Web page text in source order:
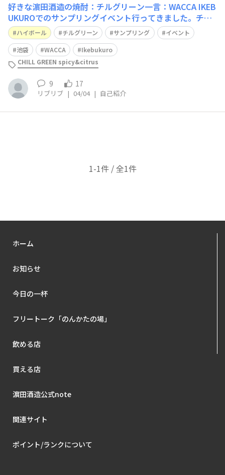
好きな濵田酒造の焼酎：チルグリーン一言：WACCA IKEB
UKUROでのサンプリングイベント行ってきました。チル
ハイボール缶を2缶、ガチャガチャでグラスが当たり、い
ただいてきました。ありがとうございます。noteの開発
秘話を読みながらこのグラスでチルハイボールをいただく
ことにします。全国発売とホッ
ハイボール チルグリーン サンプリング
イベント
池袋
WACCA
Ikebukuro
CHILL GREEN spicy&citrus
9 17
リブリブ | 04/04 | 自己紹介
1-1件 / 全1件
ホーム
お知らせ
今日の一杯
フリートーク「のんかたの場」
飲める店
買える店
濵田酒造公式note
関連サイト
ポイント/ランクについて